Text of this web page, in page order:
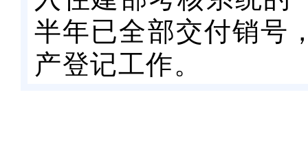
半年已全部交付销号
产登记工作。